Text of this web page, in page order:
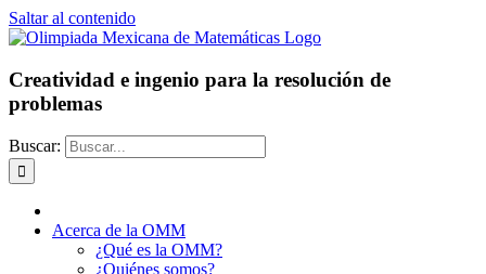
Saltar al contenido
Creatividad e ingenio para la resolución de
problemas
Buscar:
Acerca de la OMM
¿Qué es la OMM?
¿Quiénes somos?